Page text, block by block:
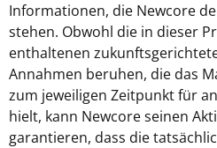
Informationen, die Newcore
stehen. Obwohl die in dieser
enthaltenen
Annahmen beruhen, die das
zum jeweiligen Zeitpunkt für
hielt, kann Newcore seinen
garantieren, dass die